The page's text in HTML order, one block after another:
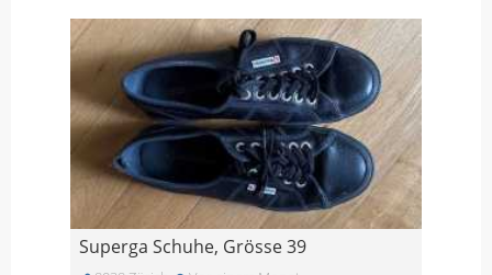
Superga Schuhe, Grösse 39